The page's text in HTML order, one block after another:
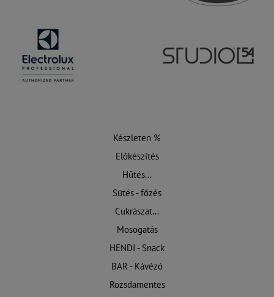
Készleten %
Előkészítés
Hűtés...
Sütés - főzés
Cukrászat...
Mosogatás
HENDI - Snack
BAR - Kávézó
Rozsdamentes